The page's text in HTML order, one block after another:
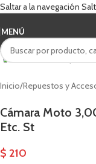
Saltar a la navegación
MENÚ
Inicio/Repuestos y
Cámara Moto
Etc. St
$ 210